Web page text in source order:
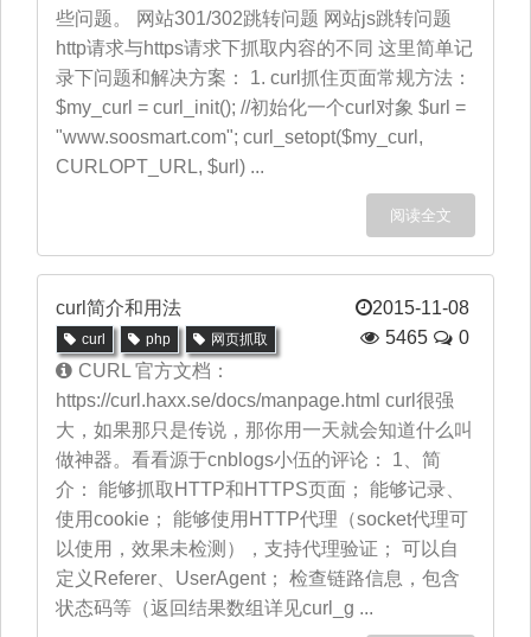
些问题。 网站301/302跳转问题 网站js跳转问题
http请求与https请求下抓取内容的不同 这里简单记
录下问题和解决方案： 1. curl抓住页面常规方法：
$my_curl = curl_init(); //初始化一个curl对象 $url =
"www.soosmart.com"; curl_setopt($my_curl,
CURLOPT_URL, $url) ...
阅读全文
curl简介和用法 2015-11-08
curl php 网页抓取 5465
0
CURL 官方文档：
https://curl.haxx.se/docs/manpage.html curl很强
大，如果那只是传说，那你用一天就会知道什么叫
做神器。看看源于cnblogs小伍的评论： 1、简
介： 能够抓取HTTP和HTTPS页面； 能够记录、
使用cookie； 能够使用HTTP代理（socket代理可
以使用，效果未检测），支持代理验证； 可以自
定义Referer、UserAgent； 检查链路信息，包含
状态码等（返回结果数组详见curl_g ...